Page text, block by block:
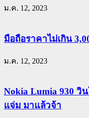
ม.ค. 12, 2023
มือถือราคาไม่เกิน
ม.ค. 12, 2023
Nokia Lumia 930 วิ
แจ่ม มาแล้วจ้า